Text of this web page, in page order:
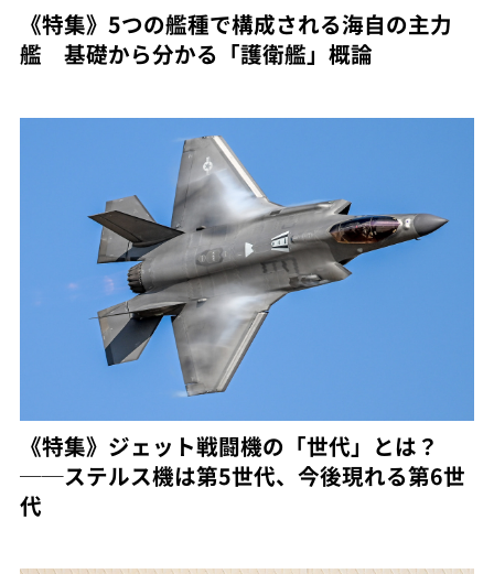
《特集》5つの艦種で構成される海自の主力
艦 基礎から分かる「護衛艦」概論
《特集》ジェット戦闘機の「世代」とは？
──ステルス機は第5世代、今後現れる第6世
代